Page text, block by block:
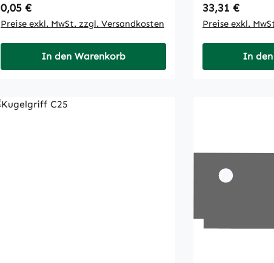
Regulärer Preis:
0,05 €
Preise exkl. MwSt. zzgl. Versandkosten
In den Warenkorb
Regulärer
33,31 €
Preise exkl.
In